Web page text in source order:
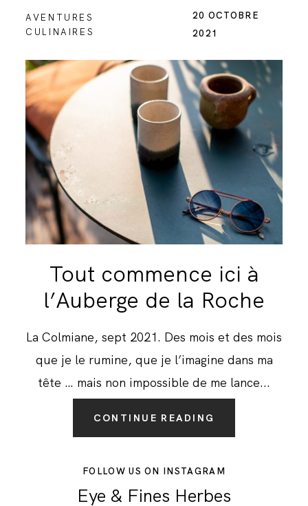
AVENTURES
CULINAIRES
20 OCTOBRE
2021
Tout commence ici à
l’Auberge de la Roche
La Colmiane, sept 2021. Des mois et des mois
que je le rumine, que je l’imagine dans ma
tête … mais non impossible de me lance...
CONTINUE READING
FOLLOW US ON INSTAGRAM
Eye & Fines Herbes